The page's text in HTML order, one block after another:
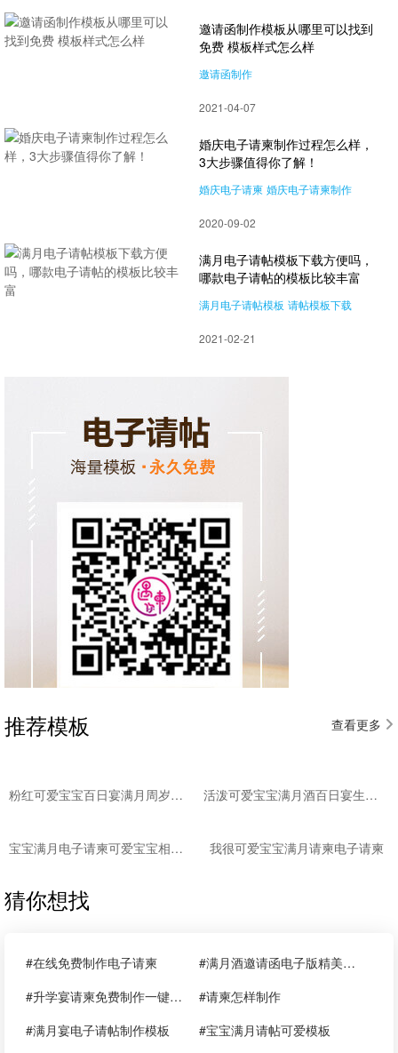
邀请函制作模板从哪里可以找到
免费 模板样式怎么样
邀请函制作
2021-04-07
婚庆电子请柬制作过程怎么样，
3大步骤值得你了解！
婚庆电子请柬 婚庆电子请柬制作
2020-09-02
满月电子请帖模板下载方便吗，
哪款电子请帖的模板比较丰富
满月电子请帖模板 请帖模板下载
2021-02-21
推荐模板 查看更多
粉红可爱宝宝百日宴满月周岁电子请柬 活泼可爱宝宝满月酒百日宴生日宴周岁宴邀请函
宝宝满月电子请柬可爱宝宝相册通用模板纪念册 我很可爱宝宝满月请柬电子请柬
猜你想找
#在线免费制作电子请柬
#满月酒邀请函电子版精美模板
#升学宴请柬免费制作一键生成
#请柬怎样制作
#满月宴电子请帖制作模板
#宝宝满月请帖可爱模板